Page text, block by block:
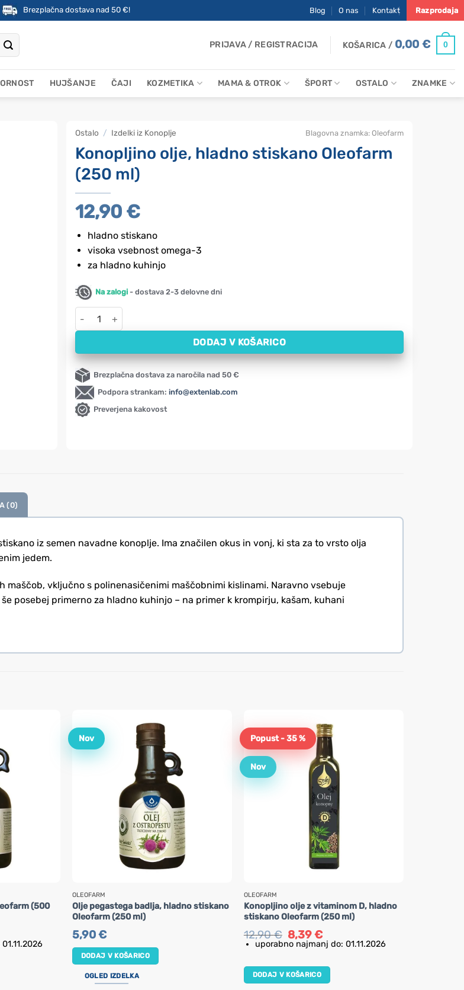
Brezplačna dostava nad 50 €! Blog O nas Kontakt Razprodaja
PRIJAVA / REGISTRACIJA KOŠARICA / 0,00€ 0
HUJŠANJE ČAJI KOZMETIKA MAMA & OTROK ŠPORT OSTALO ZNAMKE
Ostalo / Izdelki iz Konoplje
Konopljino olje, hladno stiskano Oleofarm
(250 ml)
12,90 €
hladno stiskano
visoka vsebnost omega-3
za hladno kuhinjo
Na zalogi - dostava 2-3 delovne dni
Konopljino olje, hladno stiskano Oleofarm (250 ml) količina
DODAJ V KOŠARICO
Brezplačna dostava za naročila nad 50 €
Podpora strankam: info@extenlab.com
Preverjena kakovost
Blagovna znamka: Oleofarm
(0)
iz semen navadne konoplje. Ima značilen okus in vonj, ki sta za to vrsto olja
jedem.
maščob, vključno s polinenasičenimi maščobnimi kislinami. Naravno vsebuje
posebej primerno za hladno kuhinjo – na primer k krompirju, kašam, kuhani
(500
Nov
OLEOFARM
Olje pegastega badlja, hladno stiskano
Oleofarm (250 ml)
5,90€
DODAJ V KOŠARICO
OGLED IZDELKA
Popust - 35 %
Nov
OLEOFARM
Konopljino olje z vitaminom D, hladno
stiskano Oleofarm (250 ml)
12,90€
Izvirna
cena
je
12,90 €.
8,39€Trenutna
cena
je:
uporabno najmanj do: 01.11.2026
DODAJ V KOŠARICO